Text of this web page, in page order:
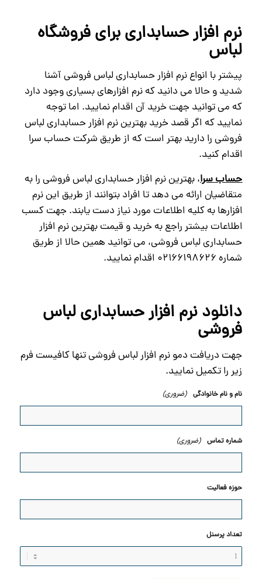
نرم افزار حسابداری برای فروشگاه
لباس
پیشتر با انواع نرم افزار حسابداری لباس فروشی آشنا
شدید و حالا می دانید که نرم افزارهای بسیاری وجود دارد
که می توانید جهت خرید آن اقدام نمایید. اما توجه
نمایید که اگر قصد خرید بهترین نرم افزار حسابداری لباس
فروشی را دارید بهتر است که از طریق شرکت حساب سرا
اقدام کنید.
حساب سرا، بهترین نرم افزار حسابداری لباس فروشی را به
متقاضیان ارائه می دهد تا افراد بتوانند از طریق این نرم
افزارها به کلیه اطلاعات مورد نیاز دست یابند. جهت کسب
اطلاعات بیشتر راجع به خرید و قیمت بهترین نرم افزار
حسابداری لباس فروشی، می توانید همین حالا از طریق
شماره 02166198626 اقدام نمایید.
دانلود نرم افزار حسابداری لباس
فروشی
جهت دریافت دمو نرم افزار لباس فروشی تنها کافیست فرم
زیر را تکمیل نمایید.
نام و نام خانوادگی (ضروری)
شماره تماس (ضروری)
حوزه فعالیت
تعداد پرسنل